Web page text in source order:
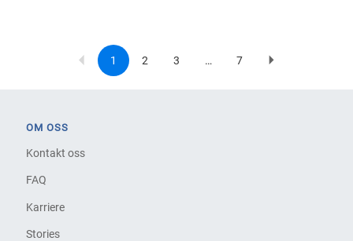
Current
page
1 Page
2 Page
3 …
Last
7
Next
OM OSS
Kontakt oss
FAQ
Karriere
Stories